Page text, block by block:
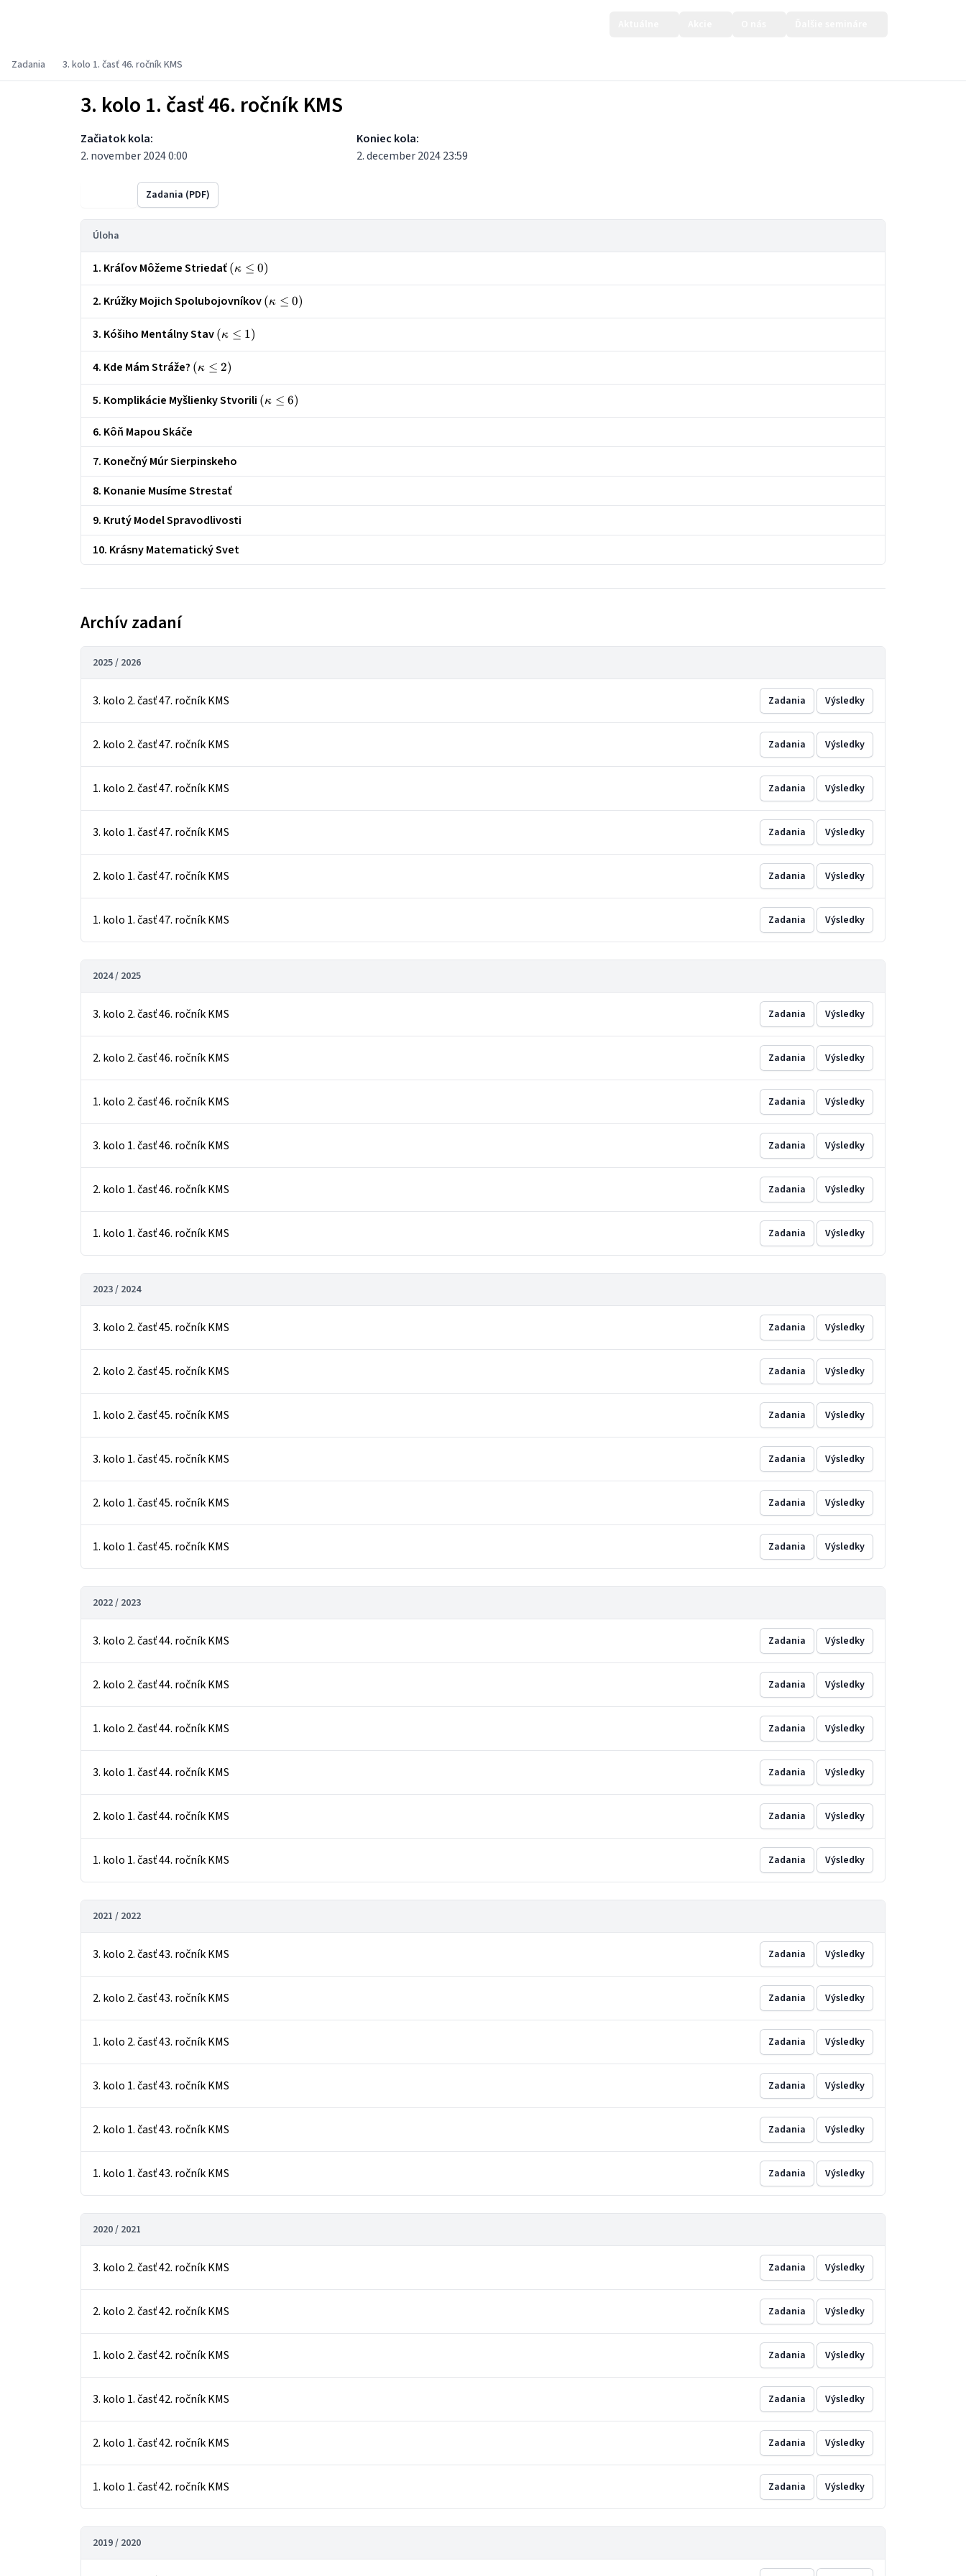
Zadania 3. kolo 1. časť 46. ročník KMS
3. kolo 1. časť 46. ročník KMS
Začiatok kola:
2. november 2024 0:00
Koniec kola:
2. december 2024 23:59
Zadania (PDF)
Úloha
1. Kráľov Môžeme Striedať \left(\kappa
\le 0\right)
(κ ≤ 0)
2. Krúžky Mojich Spolubojovníkov \left(\kappa
\le 0\right)
(κ ≤ 0)
3. Kóšiho Mentálny Stav \left(\kappa
\le 1\right)
(κ ≤ 1)
4. Kde Mám Stráže? \left(\kappa
\le 2\right)
(κ ≤ 2)
5. Komplikácie Myšlienky Stvorili \left(\kappa
\le 6\right)
(κ ≤ 6)
6. Kôň Mapou Skáče
7. Konečný Múr Sierpinskeho
8. Konanie Musíme Strestať
9. Krutý Model Spravodlivosti
10. Krásny Matematický Svet
Archív zadaní
2025 / 2026
3. kolo 2. časť 47. ročník KMS Zadania Výsledky
2. kolo 2. časť 47. ročník KMS Zadania Výsledky
1. kolo 2. časť 47. ročník KMS Zadania Výsledky
3. kolo 1. časť 47. ročník KMS Zadania Výsledky
2. kolo 1. časť 47. ročník KMS Zadania Výsledky
1. kolo 1. časť 47. ročník KMS Zadania Výsledky
2024 / 2025
3. kolo 2. časť 46. ročník KMS Zadania Výsledky
2. kolo 2. časť 46. ročník KMS Zadania Výsledky
1. kolo 2. časť 46. ročník KMS Zadania Výsledky
3. kolo 1. časť 46. ročník KMS Zadania Výsledky
2. kolo 1. časť 46. ročník KMS Zadania Výsledky
1. kolo 1. časť 46. ročník KMS Zadania Výsledky
2023 / 2024
3. kolo 2. časť 45. ročník KMS Zadania Výsledky
2. kolo 2. časť 45. ročník KMS Zadania Výsledky
1. kolo 2. časť 45. ročník KMS Zadania Výsledky
3. kolo 1. časť 45. ročník KMS Zadania Výsledky
2. kolo 1. časť 45. ročník KMS Zadania Výsledky
1. kolo 1. časť 45. ročník KMS Zadania Výsledky
2022 / 2023
3. kolo 2. časť 44. ročník KMS Zadania Výsledky
2. kolo 2. časť 44. ročník KMS Zadania Výsledky
1. kolo 2. časť 44. ročník KMS Zadania Výsledky
3. kolo 1. časť 44. ročník KMS Zadania Výsledky
2. kolo 1. časť 44. ročník KMS Zadania Výsledky
1. kolo 1. časť 44. ročník KMS Zadania Výsledky
2021 / 2022
3. kolo 2. časť 43. ročník KMS Zadania Výsledky
2. kolo 2. časť 43. ročník KMS Zadania Výsledky
1. kolo 2. časť 43. ročník KMS Zadania Výsledky
3. kolo 1. časť 43. ročník KMS Zadania Výsledky
2. kolo 1. časť 43. ročník KMS Zadania Výsledky
1. kolo 1. časť 43. ročník KMS Zadania Výsledky
2020 / 2021
3. kolo 2. časť 42. ročník KMS Zadania Výsledky
2. kolo 2. časť 42. ročník KMS Zadania Výsledky
1. kolo 2. časť 42. ročník KMS Zadania Výsledky
3. kolo 1. časť 42. ročník KMS Zadania Výsledky
2. kolo 1. časť 42. ročník KMS Zadania Výsledky
1. kolo 1. časť 42. ročník KMS Zadania Výsledky
2019 / 2020